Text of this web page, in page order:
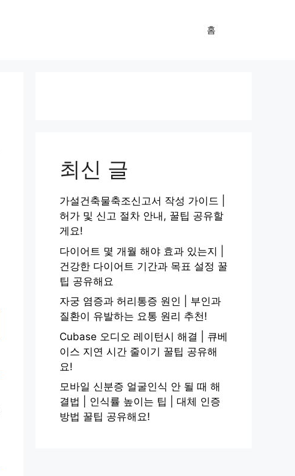
홈
최신 글
가설건축물축조신고서 작성 가이드 |
허가 및 신고 절차 안내, 꿀팁 공유할
게요!
다이어트 몇 개월 해야 효과 있는지 |
건강한 다이어트 기간과 목표 설정 꿀
팁 공유해요
자궁 염증과 허리통증 원인 | 부인과
질환이 유발하는 요통 원리 추천!
Cubase 오디오 레이턴시 해결 | 큐베
이스 지연 시간 줄이기 꿀팁 공유해
요!
모바일 신분증 얼굴인식 안 될 때 해
결법 | 인식률 높이는 팁 | 대체 인증
방법 꿀팁 공유해요!